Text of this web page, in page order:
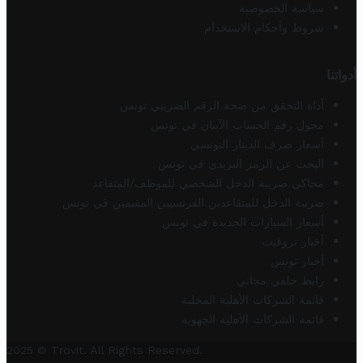
سياسة الخصوصية
شروط وأحكام الاستخدام
أدواتنا
أداة التحقق من صحة الرقم الضريبي تونس
محول رقم الحساب الآيبان في تونس
أسعار صرف الدينار التونسي
البحث عن الرمز البريدي في تونس
محاكي ضريبة الدخل الشخصي للموظف/المتقاعد
ضريبة الدخل للمتقاعدين الفرنسيين المقيمين في تونس
أسعار السيارات الجديدة في تونس
أخبار تروفيت
أخبار تونس
رابط خلفي مجاني
قائمة الشركات الأهلية المحلية
قائمة الشركات الأهلية الجهوية
2025 © Trovit. All Rights Reserved.